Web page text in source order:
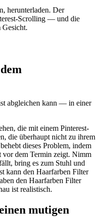
herunterladen. Der
Scrolling — und die
abgleichen kann — in einer
die mit einem Pinterest-
die überhaupt nicht zu ihrem
dieses Problem, indem
vor dem Termin zeigt. Nimm
bring es zum Stuhl und
kann den Haarfarben Filter
den Haarfarben Filter
ist realistisch.
mutigen